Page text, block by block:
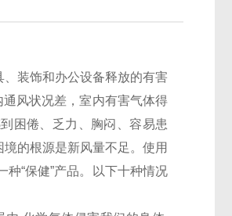
装饰和办公设备释放的有害
风状况差，室内有害气体得
困倦、乏力、胸闷、容易患
的根源是新风量不足。使用
“保健”产品。以下十种情况